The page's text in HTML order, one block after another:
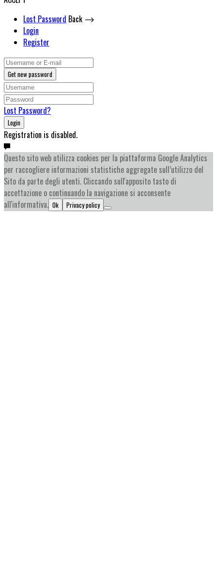
Lost Password Back ⟶
Login
Register
Get new password
Lost Password?
Login
Registration is disabled.
Questo sito web utilizza cookies per la piattaforma Google Analytics
per raccogliere informazioni statistiche aggregate sull’utilizzo del
Sito da parte degli utenti. Cliccando sull'apposito tasto di
accettazione o continuando la navigazione si acconsente
all'informativa. Ok Privacy policy